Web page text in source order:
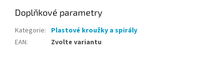
Doplňkové parametry
Kategorie: Plastové kroužky a spirály
EAN: Zvolte variantu